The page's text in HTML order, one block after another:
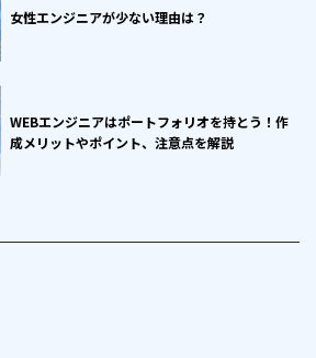
女性エンジニアが少ない理由は？
WEBエンジニアはポートフォリオを持とう！作
成メリットやポイント、注意点を解説